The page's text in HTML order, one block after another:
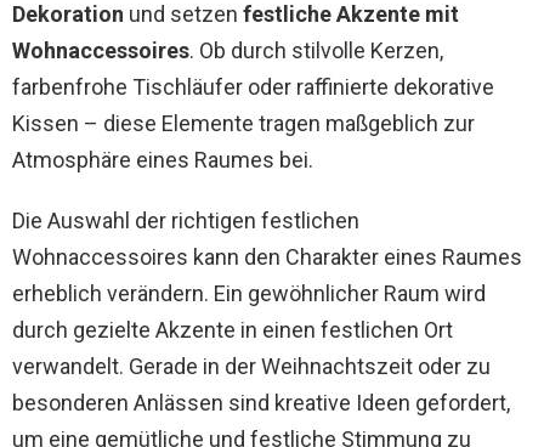
Dekoration und setzen festliche Akzente mit
Wohnaccessoires. Ob durch stilvolle Kerzen,
farbenfrohe Tischläufer oder raffinierte dekorative
Kissen – diese Elemente tragen maßgeblich zur
Atmosphäre eines Raumes bei.
Die Auswahl der richtigen festlichen
Wohnaccessoires kann den Charakter eines Raumes
erheblich verändern. Ein gewöhnlicher Raum wird
durch gezielte Akzente in einen festlichen Ort
verwandelt. Gerade in der Weihnachtszeit oder zu
besonderen Anlässen sind kreative Ideen gefordert,
um eine gemütliche und festliche Stimmung zu